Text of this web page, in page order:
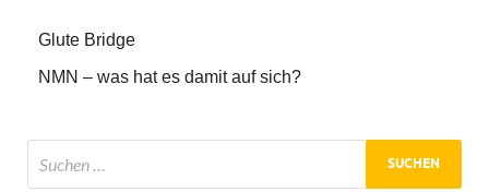
Glute Bridge
NMN – was hat es damit auf sich?